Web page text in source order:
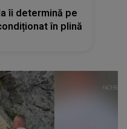
îi determină pe
în plină